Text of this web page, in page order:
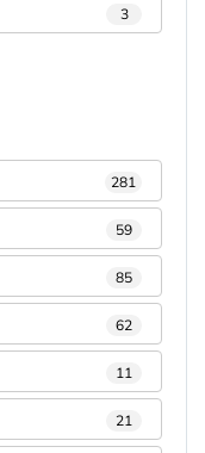
3
281
59
85
62
11
21